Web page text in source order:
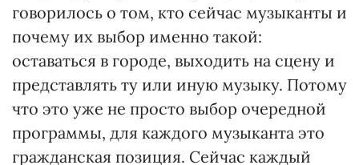
говорилось о том, кто сейчас музыканты и
почему их выбор именно такой:
оставаться в городе, выходить на сцену и
представлять ту или иную музыку. Потому
что это уже не просто выбор очередной
программы, для каждого музыканта это
гражданская позиция. Сейчас каждый